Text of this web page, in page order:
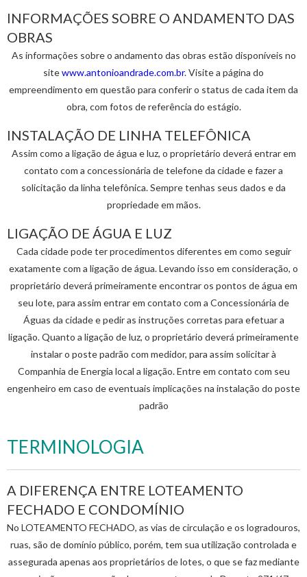
INFORMAÇÕES SOBRE O ANDAMENTO DAS
OBRAS
As informações sobre o andamento das obras estão disponíveis no
sitewww.antonioandrade.com.br. Visite a página do
empreendimento em questão para conferir o status de cada item da
obra, com fotos de referência do estágio.
INSTALAÇÃO DE LINHA TELEFÔNICA
Assim como a ligação de água e luz, o proprietário deverá entrar em
contato com a concessionária de telefone da cidade e fazer a
solicitação da linha telefônica. Sempre tenhas seus dados e da
propriedade em mãos.
LIGAÇÃO DE ÁGUA E LUZ
Cada cidade pode ter procedimentos diferentes em como seguir
exatamente com a ligação de água. Levando isso em consideração, o
proprietário deverá primeiramente encontrar os pontos de água em
seu lote, para assim entrar em contato com a Concessionária de
Águas da cidade e pedir as instruções corretas para efetuar a
ligação. Quanto a ligação de luz, o proprietário deverá primeiramente
instalar o poste padrão com medidor, para assim solicitar à
Companhia de Energia local a ligação. Entre em contato com seu
engenheiro em caso de eventuais implicações na instalação do poste
padrão
TERMINOLOGIA
A DIFERENÇA ENTRE LOTEAMENTO
FECHADO E CONDOMÍNIO
No LOTEAMENTO FECHADO, as vias de circulação e os logradouros,
ruas, são de domínio público, porém, tem sua utilização controlada e
assegurada apenas aos proprietários de lotes, o que se faz mediante